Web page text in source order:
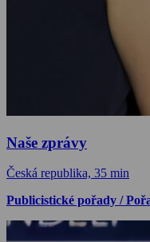
Naše zprávy
Česká republika, 35 min
Publicistické pořady /